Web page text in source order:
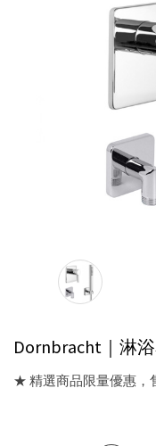
Dornbracht｜淋
★ 精選商品限量優惠，